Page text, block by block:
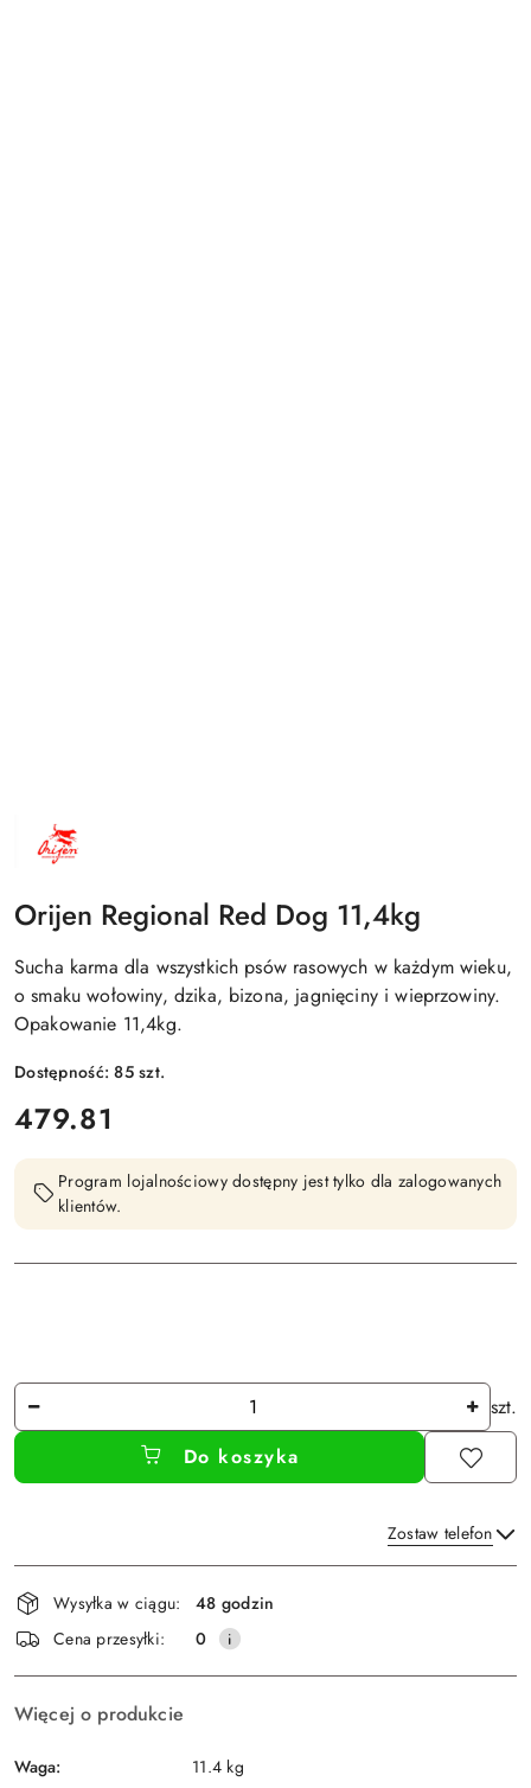
NAZWA
PRODUCENTA:
ORIJEN
Orijen Regional Red Dog 11,4kg
Sucha karma dla wszystkich psów rasowych w każdym wieku,
o smaku wołowiny, dzika, bizona, jagnięciny i wieprzowiny.
Opakowanie 11,4kg.
Dostępność:85szt.
cena:
479.81
Program lojalnościowy dostępny jest tylko dla zalogowanych
klientów.
Ilość
szt.
Do koszyka
Zostaw telefon
Wyślij
Dostępność
i
dostawa
Wysyłka w ciągu:
48 godzin
Cena przesyłki:
0
Więcej o produkcie
Waga: 11.4 kg